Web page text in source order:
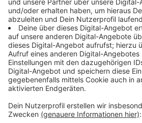
sprach sich für eine angemessene
jedoch ein konkretes Strafmaß zu
wird Freitag fallen. Parallel zu
auch das Verfahren gegen den 27-
mutmaßlichen Haupttäter und
Bundesweit wird gegen
ermittelt.
Anzeige